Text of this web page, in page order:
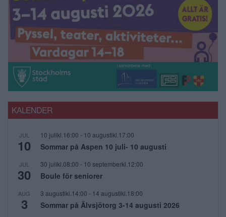
KALENDER
JUL
10
10 julikl.16:00 - 10 augustikl.17:00
Sommar på Aspen 10 juli- 10 augusti
JUL
30
30 julikl.08:00 - 10 septemberkl.12:00
Boule för seniorer
AUG
3
3 augustikl.14:00 - 14 augustikl.18:00
Sommar på Älvsjötorg 3-14 augusti 2026